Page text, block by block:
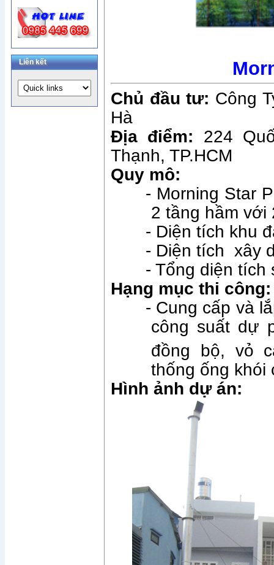
Liên kết
Chủ đầu tư: Công
Hà
Địa điểm: 224
Thạnh, TP.HCM
Quy mô:
- Morning Star
2 tầng hầm với
- Diện tích khu
- Diện tích xây
- Tổng diện tích
Hạng mục thi công:
- Cung cấp và
công suất dự
đồng bộ, vỏ
thống ống khói
Hình ảnh dự án: